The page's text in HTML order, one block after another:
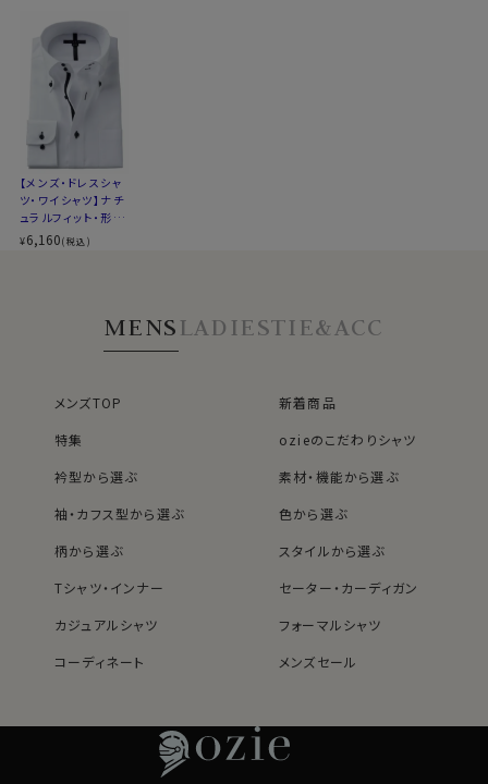
です。
●ドゥエボットーニ
衿台に２つのボタンがある衿型です。
イタリア語でドゥエは「２つ」・ボットーニは「ボタン」とい
う意味です。
一番上のボタンを２つ縦につけることにより衿が高く、や
や大きめな衿型となっています。
一番上のボタンを閉めているとわかりませんが、このシャ
ツの下前立て部分に約0.9cm幅のテープを配置！
タイルがよりエレガントに！（WEBミーティングの際の画
ボタンの色もテープと併せてよりアクセントを付けていま
で、カフスボタンもご利用いただけます。
LL-90cm・全１２サイズにてご用意。(サイズ表C)
40118
※43cm（LL）・45cm（3L）・47cm(4L)サイズにおいて
は絞りを若干ゆるくしております。 細さを気にせず一般的
なサイズと同じ感覚でお選びください。
【メンズ・ドレスシャ
ツ・ワイシャツ】ナチ
ュラルフィット・形態
安定・ドゥエボット
ーニ・ボタンダウン・
¥6,160(税込)
MENSLADIESTIE&ACC
メンズTOP
新着商品
特集
ozieのこだわりシャツ
衿型から選ぶ
素材・機能から選ぶ
袖・カフス型から選ぶ
色から選ぶ
柄から選ぶ
スタイルから選ぶ
Tシャツ・インナー
セーター・カーディガン
カジュアルシャツ
フォーマルシャツ
コーディネート
メンズセール
袖・カフス型から選ぶ
カフスボタン